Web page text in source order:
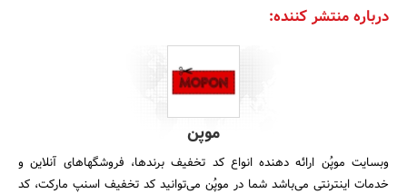
درباره منتشر کننده:
موپن
وبسایت موپُن ارائه دهنده انواع کد تخفیف برندها، فروشگها‌های آنلاین و
خدمات اینترنتی می‌باشد شما در موپُن می‌توانید کد تخفیف اسنپ مارکت، کد